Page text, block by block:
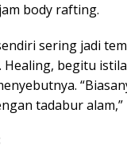
body rafting.
sering jadi
begitu
tadabur alam,”